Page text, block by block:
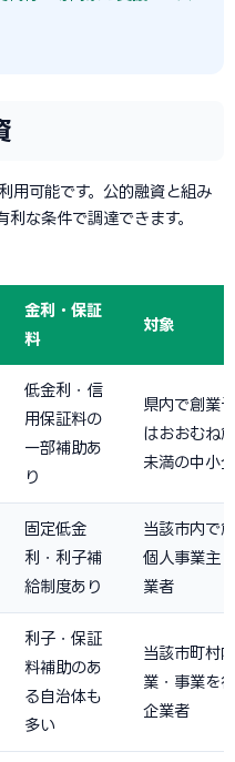
用可能です。公的融資と組み
な条件で調達できます。
金利・保証
料
対象
低金利・信
用保証料の
一部補助あ
り
県内で創業
はおおむね
未満の中小
固定低金
利・利子補
給制度あり
当該市内で
個人事業主
業者
利子・保証
料補助のあ
る自治体も
多い
当該市町村
業・事業を
企業者